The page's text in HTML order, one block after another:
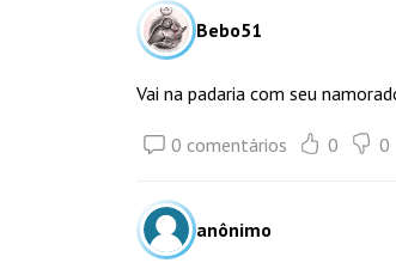
Bebo51
Vai na padaria com seu
0 comentários 0 0
anônimo